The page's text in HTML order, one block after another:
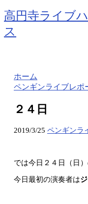
高円寺ライブ
ス
ホーム
ペンギンライブレポ
２４日
2019/3/25 ペンギンラ
では今日２４日（日
今日最初の演奏者は